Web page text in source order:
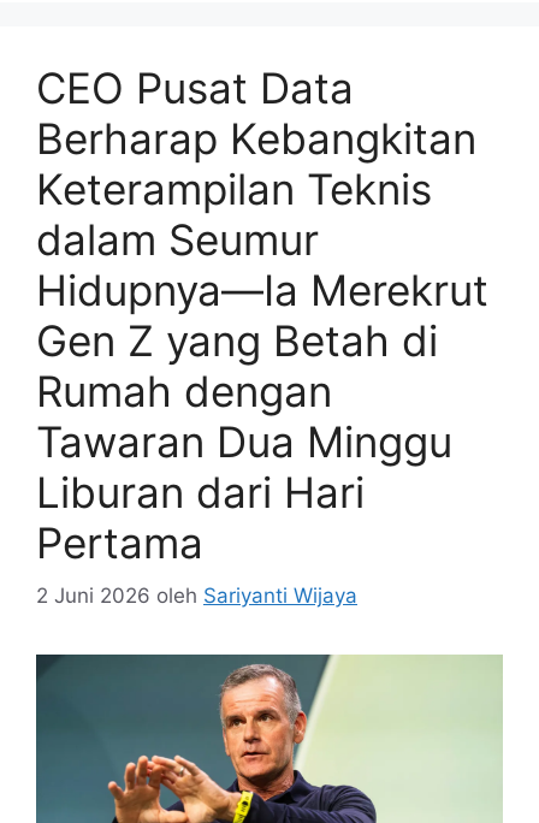
CEO Pusat Data
Berharap Kebangkitan
Keterampilan Teknis
dalam Seumur
Hidupnya—Ia Merekrut
Gen Z yang Betah di
Rumah dengan
Tawaran Dua Minggu
Liburan dari Hari
Pertama
2 Juni 2026 oleh Sariyanti Wijaya